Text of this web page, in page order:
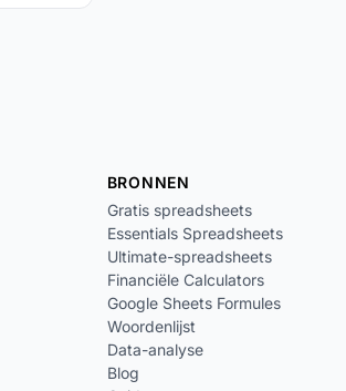
BRONNEN
Gratis spreadsheets
Essentials Spreadsheets
Ultimate-spreadsheets
Financiële Calculators
Google Sheets Formules
Woordenlijst
Data-analyse
Blog